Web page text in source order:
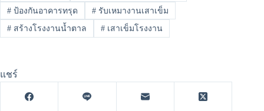
#ป้องกันอาคารทรุด #รับเหมางานเสาเข็ม
#สร้างโรงงานน้ำตาล #เสาเข็มโรงงาน
แชร์